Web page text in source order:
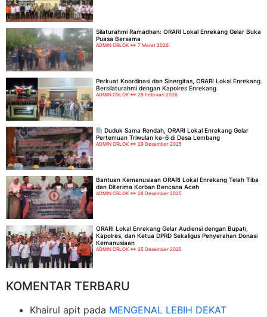
Silaturahmi Ramadhan: ORARI Lokal Enrekang Gelar Buka
Puasa Bersama
ADMIN ORLOK 7 Maret 2026
Perkuat Koordinasi dan Sinergitas, ORARI Lokal Enrekang
Bersilaturahmi dengan Kapolres Enrekang
ADMIN ORLOK 28 Februari 2026
Duduk Sama Rendah, ORARI Lokal Enrekang Gelar
Pertemuan Triwulan ke-6 di Desa Lembang
ADMIN ORLOK 29 Desember 2025
Bantuan Kemanusiaan ORARI Lokal Enrekang Telah Tiba
dan Diterima Korban Bencana Aceh
ADMIN ORLOK 28 Desember 2025
ORARI Lokal Enrekang Gelar Audiensi dengan Bupati,
Kapolres, dan Ketua DPRD Sekaligus Penyerahan Donasi
Kemanusiaan
ADMIN ORLOK 25 Desember 2025
KOMENTAR TERBARU
Khairul apit pada MENGENAL LEBIH DEKAT